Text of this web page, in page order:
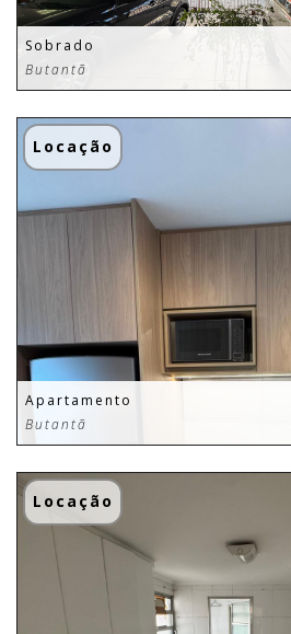
Sobrado
Butantã
Locação
Apartamento
Butantã
Locação